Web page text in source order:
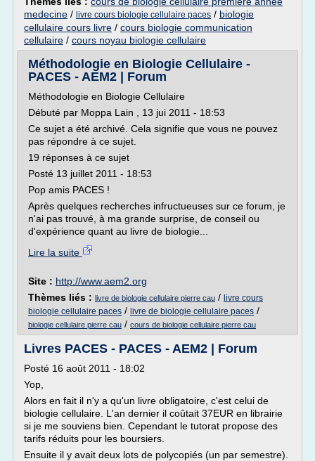
medecine / livre cours biologie cellulaire paces / biologie
cellulaire cours livre / cours biologie communication
cellulaire / cours noyau biologie cellulaire
Méthodologie en Biologie Cellulaire -
PACES - AEM2 | Forum
Méthodologie en Biologie Cellulaire
Débuté par Moppa Lain , 13 jui 2011 - 18:53
Ce sujet a été archivé. Cela signifie que vous ne pouvez
pas répondre à ce sujet.
19 réponses à ce sujet
Posté 13 juillet 2011 - 18:53
Pop amis PACES !
Après quelques recherches infructueuses sur ce forum, je
n'ai pas trouvé, à ma grande surprise, de conseil ou
d'expérience quant au livre de biologie...
Lire la suite
Site : http://www.aem2.org
Thèmes liés : livre de biologie cellulaire pierre cau / livre cours
biologie cellulaire paces / livre de biologie cellulaire paces /
biologie cellulaire pierre cau / cours de biologie cellulaire pierre cau
Livres PACES - PACES - AEM2 | Forum
Posté 16 août 2011 - 18:02
Yop,
Alors en fait il n'y a qu'un livre obligatoire, c'est celui de
biologie cellulaire. L'an dernier il coûtait 37EUR en librairie
si je me souviens bien. Cependant le tutorat propose des
tarifs réduits pour les boursiers.
Ensuite il y avait deux lots de polycopiés (un par semestre).